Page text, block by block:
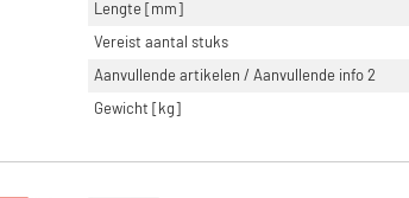
Lengte [mm]
Vereist aantal stuks
Aanvullende artikelen / Aanvullende info 2
Gewicht [kg]